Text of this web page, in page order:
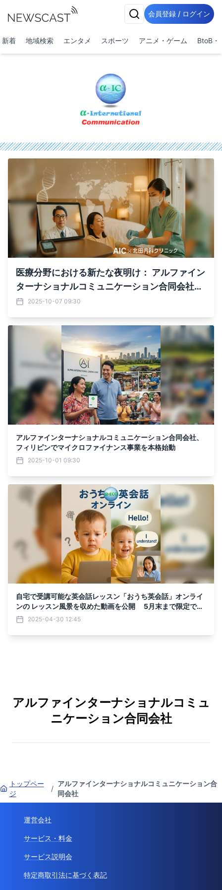
会員登録 / ログイン
新着 地域検索 エンタメ スポーツ アニメ・ゲーム BtoB・
医療分野における新たな夜明け： アルファイン
ターナショナルコミュニケーション合同会社と
医療法人社団北田内科クリニックが戦略的提携
2025-10-07 09:30
アルファインターナショナルコミュニケーション合同会社、
フィリピンでマイクロファイナンス事業を本格始動
2025-10-01 09:30
自宅で受講可能な英会話レッスン「おうち英会話」オンライ
ンの レッスン風景を収めた動画を公開 5月末まで限定で入
会金半額プロモーションを実施！
2025-04-30 12:45
アルファインターナショナルコミュ
ニケーション合同会社
トップペー
ジ
/
アルファインターナショナルコミュニケーション合
同会社
運営会社
サービス・料金
サービス説明会
特定商取引法に基づく表記